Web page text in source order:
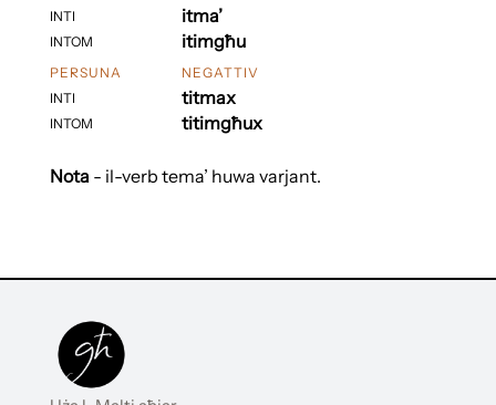
INTI
INTOM
itma’
itimgħu
PERSUNA
INTI
INTOM
NEGATTIV
titmax
titimgħux
Nota- il-verb tema’ huwa varjant.